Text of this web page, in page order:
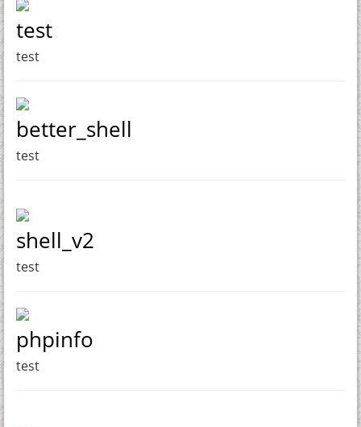
test
test
better_shell
test
shell_v2
test
phpinfo
test